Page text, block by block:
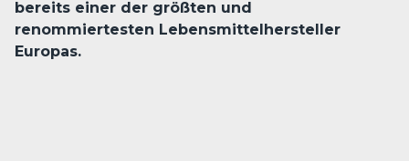
bereits einer der größten und
renommiertesten Lebensmittelhersteller
Europas.